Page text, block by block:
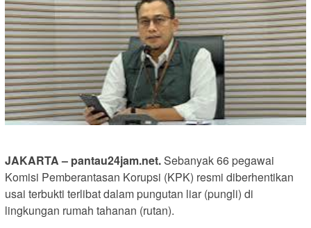
JAKARTA – pantau24jam.net.Sebanyak 66 pegawai
Komisi Pemberantasan Korupsi (KPK) resmi diberhentikan
usai terbukti terlibat dalam pungutan liar (pungli) di
lingkungan rumah tahanan (rutan).